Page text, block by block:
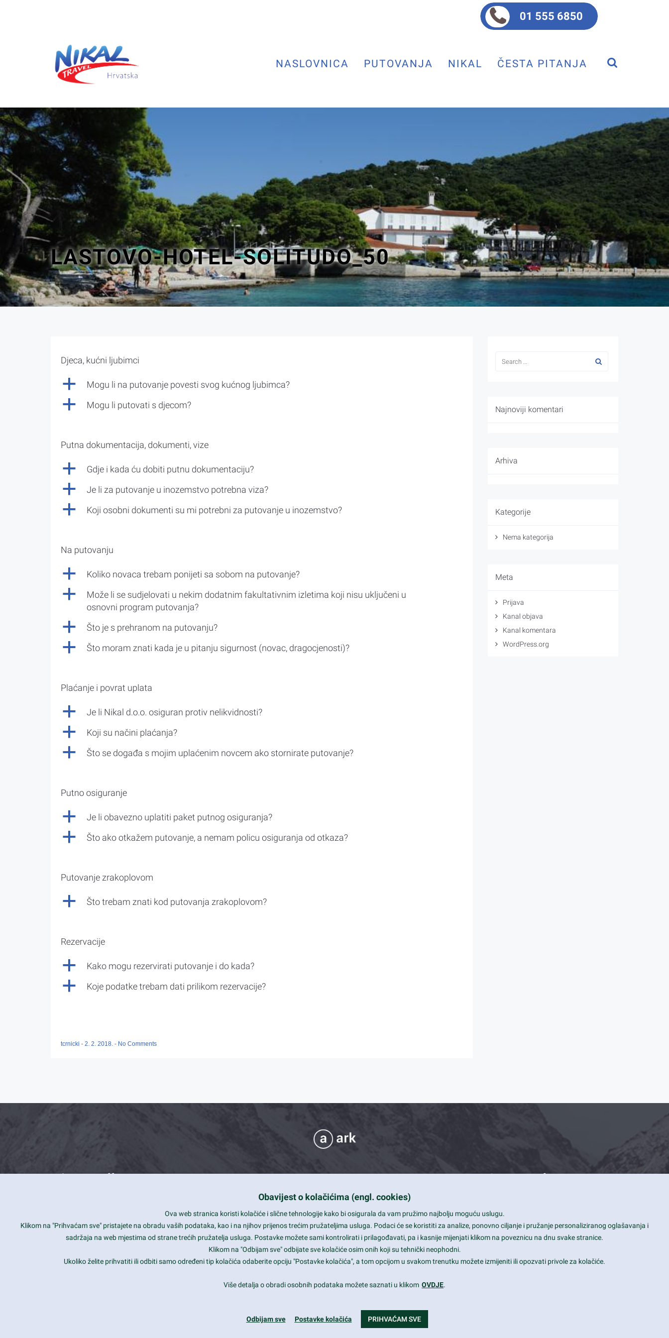
01 555 6850
NASLOVNICA PUTOVANJA NIKAL ČESTA PITANJA
LASTOVO-HOTEL-SOLITUDO_50
Djeca, kućni ljubimci
a Mogu li na putovanje povesti svog kućnog ljubimca?
a Mogu li putovati s djecom?
Putna dokumentacija, dokumenti, vize
a Gdje i kada ću dobiti putnu dokumentaciju?
a Je li za putovanje u inozemstvo potrebna viza?
a Koji osobni dokumenti su mi potrebni za putovanje u inozemstvo?
Na putovanju
a Koliko novaca trebam ponijeti sa sobom na putovanje?
a
Može li se sudjelovati u nekim dodatnim fakultativnim izletima koji nisu uključeni u
osnovni program putovanja?
a Što je s prehranom na putovanju?
a Što moram znati kada je u pitanju sigurnost (novac, dragocjenosti)?
Plaćanje i povrat uplata
a Je li Nikal d.o.o. osiguran protiv nelikvidnosti?
a Koji su načini plaćanja?
a Što se događa s mojim uplaćenim novcem ako stornirate putovanje?
Putno osiguranje
a Je li obavezno uplatiti paket putnog osiguranja?
a Što ako otkažem putovanje, a nemam policu osiguranja od otkaza?
Putovanje zrakoplovom
a Što trebam znati kod putovanja zrakoplovom?
Rezervacije
a Kako mogu rezervirati putovanje i do kada?
a Koje podatke trebam dati prilikom rezervacije?
tcrnicki - 2. 2. 2018. - No Comments
Najnoviji komentari
Arhiva
Kategorije
Nema kategorija
Meta
Prijava
Kanal objava
Kanal komentara
WordPress.org
What we offer
Is your website user friendly?
Ark offers weekly stunning designs.
Why our customers love Ark?
Smart and beautiful design
Unlimited Eelements
Mobile ready
Contact Info
View, CA 94043
+1 650-253-0000
Daily: 9:00 am - 6:00 pm
Obavijest o kolačićima (engl. cookies)
Ova web stranica koristi kolačiće i slične tehnologije kako bi osigurala da vam pružimo najbolju moguću uslugu.
Klikom na "Prihvaćam sve" pristajete na obradu vaših podataka, kao i na njihov prijenos trećim pružateljima usluga. Podaci će se koristiti za analize, ponovno ciljanje i pružanje personaliziranog oglašavanja i
sadržaja na web mjestima od strane trećih pružatelja usluga. Postavke možete sami kontrolirati i prilagođavati, pa i kasnije mijenjati klikom na poveznicu na dnu svake stranice.
Klikom na "Odbijam sve" odbijate sve kolačiće osim onih koji su tehnički neophodni.
Ukoliko želite prihvatiti ili odbiti samo određeni tip kolačića odaberite opciju "Postavke kolačića", a tom opcijom u svakom trenutku možete izmijeniti ili opozvati privole za kolačiće.
Više detalja o obradi osobnih podataka možete saznati u klikom OVDJE.
Odbijam sve Postavke kolačića PRIHVAĆAM SVE